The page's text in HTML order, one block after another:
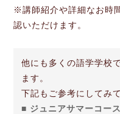
※講師紹介や詳細なお時
認いただけます。
他にも多くの語学学校
ます。
下記もご参考にしてみ
■ ジュニアサマーコー